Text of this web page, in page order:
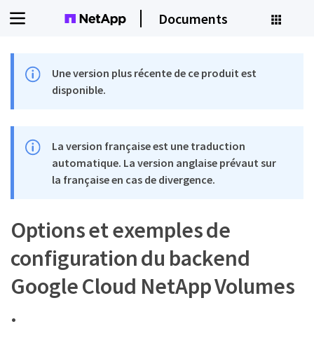
Documents
Une version plus récente de ce produit est
disponible.
La version française est une traduction
automatique. La version anglaise prévaut sur
la française en cas de divergence.
Options et exemples de
configuration du backend
Google Cloud NetApp Volumes
.